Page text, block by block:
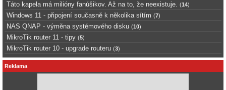
Táto kapela má milióny fanúšikov. Až na to, že neexistuje. (14)
Windows 11 - připojení současně k několika sítím (7)
NAS QNAP - výměna systémového disku (10)
MikroTik router 11 - tipy (5)
MikroTik router 10 - upgrade routeru (3)
Reklama